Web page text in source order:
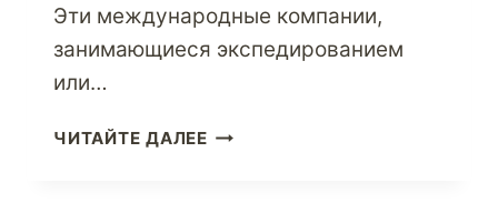
Эти международные компании,
занимающиеся экспедированием
или…
ЧИТАЙТЕ ДАЛЕЕРАЗВИВАЙТЕ